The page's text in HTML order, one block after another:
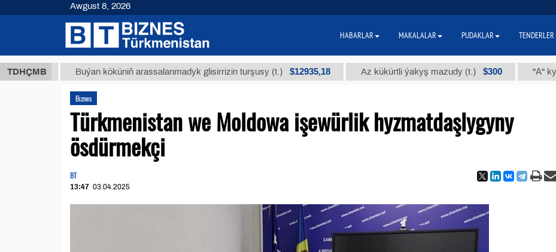
TDHÇMBBuýan köküniň arassalanmadyk glisirrizin turşusy (t.) $12935,18 Az kükürtli ýakyş mazudy (t.) $300 "А" kysymly
Biznes
Türkmenistan we Moldowa işewürlik hyzmatdaşlygyny
ösdürmekçi
BT
13:47 03.04.2025
Awgust 8, 2026
HABARLAR MAKALALAR PUDAKLAR TENDERLER